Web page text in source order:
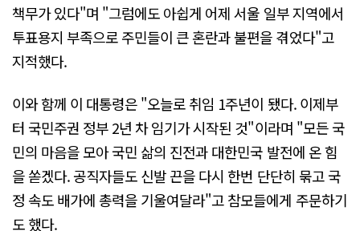
책무가 있다"며 "그럼에도 아쉽게 어제 서울 일부 지역에서
투표용지 부족으로 주민들이 큰 혼란과 불편을 겪었다"고
지적했다.
이와 함께 이 대통령은 "오늘로 취임 1주년이 됐다. 이제부
터 국민주권 정부 2년 차 임기가 시작된 것"이라며 "모든 국
민의 마음을 모아 국민 삶의 진전과 대한민국 발전에 온 힘
을 쏟겠다. 공직자들도 신발 끈을 다시 한번 단단히 묶고 국
정 속도 배가에 총력을 기울여달라"고 참모들에게 주문하기
도 했다.